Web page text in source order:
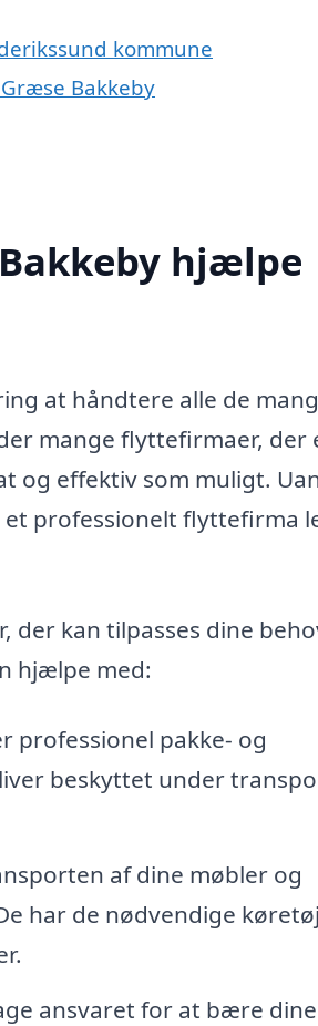
kommune
Bakkeby
hjælpe
at håndtere alle de
mange flyttefirmaer, der
og effektiv som muligt.
professionelt flyttefirma
kan tilpasses dine
hjælpe med:
professionel pakke- og
beskyttet under
af dine møbler og
har de nødvendige
ansvaret for at bære dine